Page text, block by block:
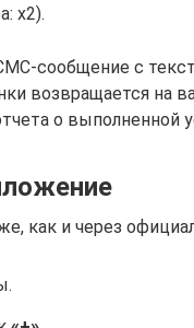
х2).
сообщение с
возвращается на
о выполненной
как и через